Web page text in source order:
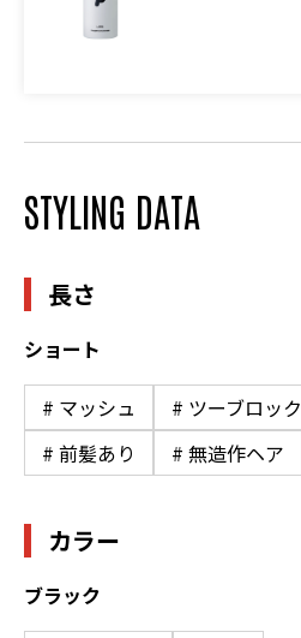
STYLING DATA
長さ
ショート
# マッシュ # ツーブロック
# 前髪あり
# 無造作ヘア
カラー
ブラック